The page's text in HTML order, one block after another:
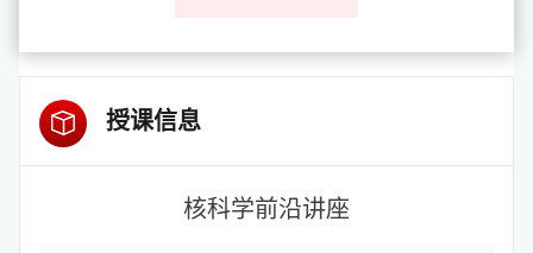
授课信息
核科学前沿讲座